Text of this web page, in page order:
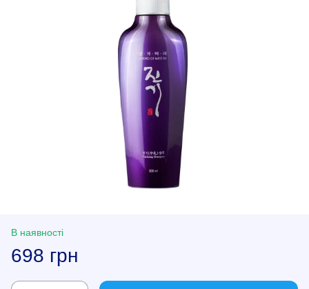
В наявності
698 грн